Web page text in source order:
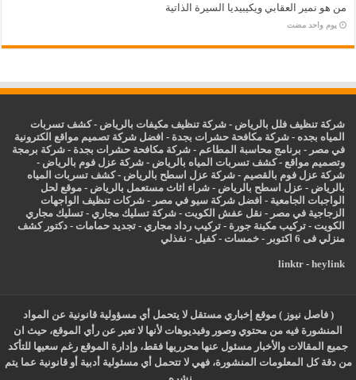
من هو نمير العقابي ويكيبيديا السيرة الذاتية
‏يوم واحد مضت
شركة تنظيف فلل بالرياض -شركة تنظيف مكيفات بالرياض -كشف تسربات
المياه بجده -شركة مكافحة حشرات بجدة - افضل شركة تصميم مواقع الكترونية
في مصر - برنامج محاسبة المطاعم -شركة مكافحة حشرات بجدة -شركة برمجة
وتصميم مواقع -كشف تسربات المياه بالرياض -شركة عزل فوم بالرياض -
شركة عزل فوم بالقصيم -شركة عزل اسطح بالرياض -كشف تسربات المياه
بالرياض - عزل اسطح بالرياض -شراء اثاث مستعمل بالرياض - موقع لحل
الواجبات الجامعية - افضل شركة سيو في مصر -شركات تنظيف الواجهات
الزجاجية في مصر - نقل عفش الكويت -شركة تسليك مجاري -تسليك مجاري
الكويت -تركيب مكينة جورة -تركيب رداد مجاري -تجديد حمامات -دكتور كشف
منزلي فى 6 اكتوبر
-خمسات -كفيل - نفذلي
linktr- heylink
( فاصل نيوز ) موقع إخباري مستقل لا يتحمل أي مسؤولية قانونية عن المواد
المنشورة فيه من محتوي وصور وفيديوهات لأنها لا تعبر عن رأي الموقع، حيث ان
جميع المقالات والأخبار مسئول عنها محرريها فقط، وإدارة الموقع رغم سعيها للتأكد
من دقة كل المعلومات المنشورة، فهي لا تتحمل أي مسئولية أدبية أو قانونية عما يتم